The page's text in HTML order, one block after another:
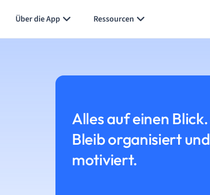
Über die App Ressourcen
Alles auf einen Blick.
Bleib organisiert und
motiviert.